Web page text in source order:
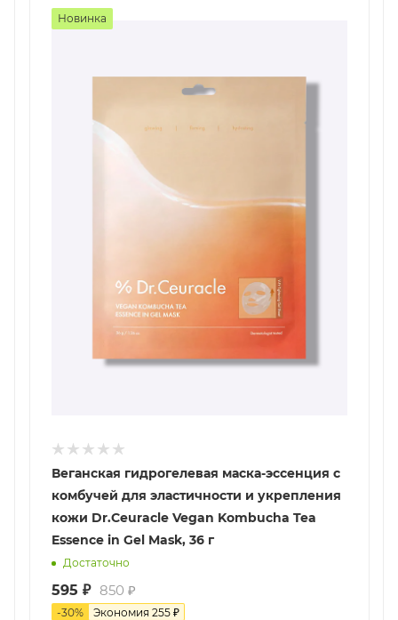
Новинка
Веганская гидрогелевая маска-эссенция с
комбучей для эластичности и укрепления
кожи Dr.Ceuracle Vegan Kombucha Tea
Essence in Gel Mask, 36 г
Достаточно
595 ₽ 850 ₽
-30% Экономия 255 ₽